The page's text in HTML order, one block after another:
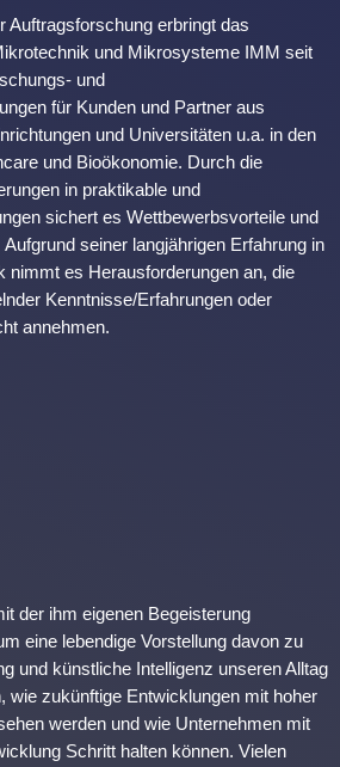
Auftragsforschung erbringt das
und Mikrosysteme IMM seit
und
für Kunden und Partner aus
und Universitäten u.a. in den
und Bioökonomie. Durch die
in praktikable und
sichert es Wettbewerbsvorteile und
seiner langjährigen Erfahrung in
nimmt es Herausforderungen an, die
Kenntnisse/Erfahrungen oder
annehmen.
der ihm eigenen Begeisterung
eine lebendige Vorstellung davon zu
und künstliche Intelligenz unseren Alltag
wie zukünftige Entwicklungen mit hoher
werden und wie Unternehmen mit
Schritt halten können. Vielen